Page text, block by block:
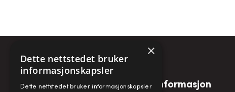
Snarveier Informasjon
×
Dette nettstedet bruker
informasjonskapsler
Dette nettstedet bruker informasjonskapsler